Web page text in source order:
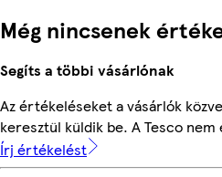
Még nincsenek
Segíts a többi vásárlónak
Az értékeléseket a vásárlók
keresztül küldik be. A Tesco
Írj értékelést